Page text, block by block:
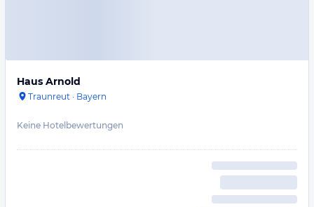
Haus Arnold
Traunreut · Bayern
Keine Hotelbewertungen